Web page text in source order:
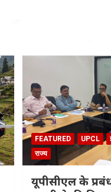
FEATURED UPCL
राज्य
यूपीसीएल के